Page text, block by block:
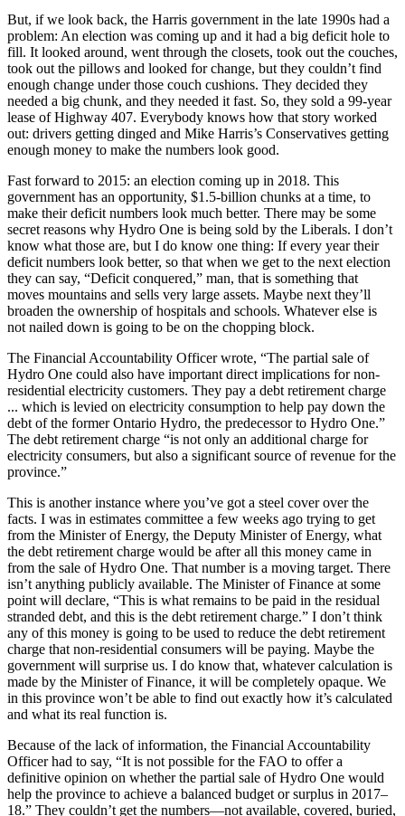
But, if we look back, the Harris government in the late 1990s had a
problem: An election was coming up and it had a big deficit hole to
fill. It looked around, went through the closets, took out the couches,
took out the pillows and looked for change, but they couldn’t find
enough change under those couch cushions. They decided they
needed a big chunk, and they needed it fast. So, they sold a 99-year
lease of Highway 407. Everybody knows how that story worked
out: drivers getting dinged and Mike Harris’s Conservatives getting
enough money to make the numbers look good.
Fast forward to 2015: an election coming up in 2018. This
government has an opportunity, $1.5-billion chunks at a time, to
make their deficit numbers look much better. There may be some
secret reasons why Hydro One is being sold by the Liberals. I don’t
know what those are, but I do know one thing: If every year their
deficit numbers look better, so that when we get to the next election
they can say, “Deficit conquered,” man, that is something that
moves mountains and sells very large assets. Maybe next they’ll
broaden the ownership of hospitals and schools. Whatever else is
not nailed down is going to be on the chopping block.
The Financial Accountability Officer wrote, “The partial sale of
Hydro One could also have important direct implications for non-
residential electricity customers. They pay a debt retirement charge
... which is levied on electricity consumption to help pay down the
debt of the former Ontario Hydro, the predecessor to Hydro One.”
The debt retirement charge “is not only an additional charge for
electricity consumers, but also a significant source of revenue for the
province.”
This is another instance where you’ve got a steel cover over the
facts. I was in estimates committee a few weeks ago trying to get
from the Minister of Energy, the Deputy Minister of Energy, what
the debt retirement charge would be after all this money came in
from the sale of Hydro One. That number is a moving target. There
isn’t anything publicly available. The Minister of Finance at some
point will declare, “This is what remains to be paid in the residual
stranded debt, and this is the debt retirement charge.” I don’t think
any of this money is going to be used to reduce the debt retirement
charge that non-residential consumers will be paying. Maybe the
government will surprise us. I do know that, whatever calculation is
made by the Minister of Finance, it will be completely opaque. We
in this province won’t be able to find out exactly how it’s calculated
and what its real function is.
Because of the lack of information, the Financial Accountability
Officer had to say, “It is not possible for the FAO to offer a
definitive opinion on whether the partial sale of Hydro One would
help the province to achieve a balanced budget or surplus in 2017–
18.” They couldn’t get the numbers—not available, covered, buried,